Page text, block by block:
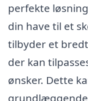
perfekte
din have til et
tilbyder et
der kan
ønsker. Dette